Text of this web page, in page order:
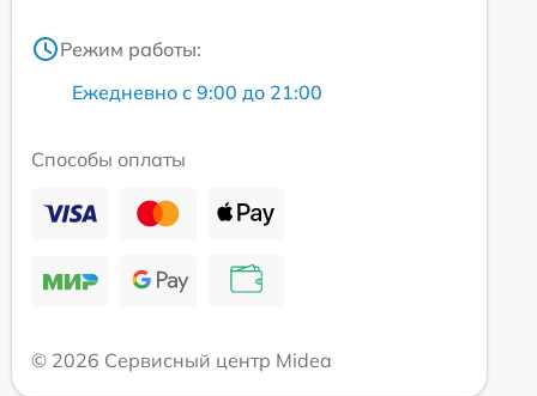
Режим работы:
Ежедневно с 9:00 до 21:00
Способы оплаты
© 2026 Сервисный центр Midea